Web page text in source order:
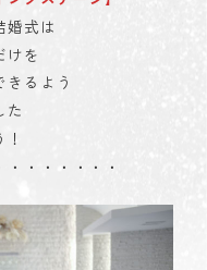
婚式は
を
るよう
た
・・・・・・